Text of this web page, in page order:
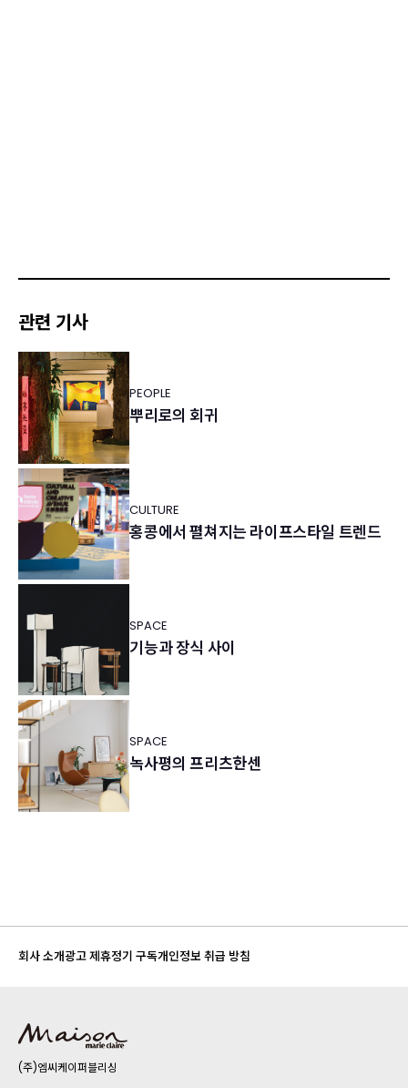
관련 기사
PEOPLE
뿌리로의 회귀
CULTURE
홍콩에서 펼쳐지는 라이프스타일 트렌드
SPACE
기능과 장식 사이
SPACE
녹사평의 프리츠한센
회사 소개광고 제휴정기 구독개인정보 취급 방침
(주)엠씨케이퍼블리싱